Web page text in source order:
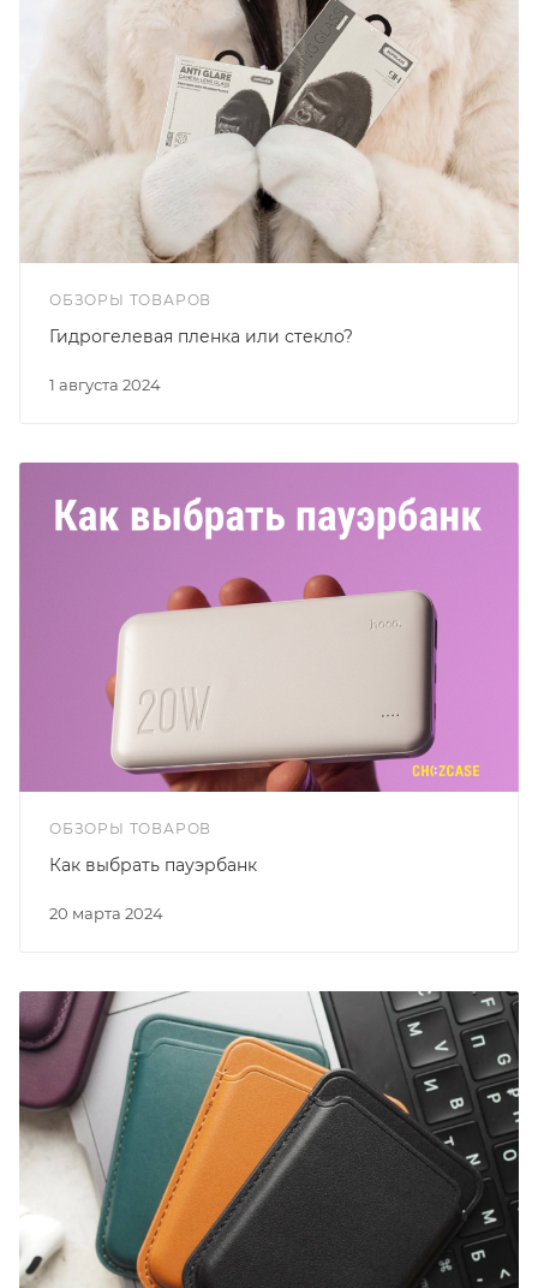
ОБЗОРЫ ТОВАРОВ
1 августа 2024
Гидрогелевая пленка или стекло?
ОБЗОРЫ ТОВАРОВ
20 марта 2024
Как выбрать пауэрбанк